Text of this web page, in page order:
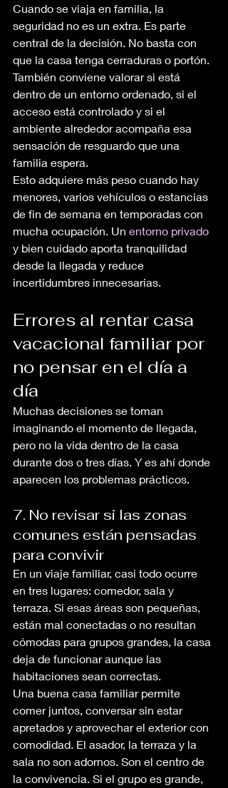
Cuando se viaja en familia, la
seguridad no es un extra. Es parte
central de la decisión. No basta con
que la casa tenga cerraduras o portón.
También conviene valorar si está
dentro de un entorno ordenado, si el
acceso está controlado y si el
ambiente alrededor acompaña esa
sensación de resguardo que una
familia espera.
Esto adquiere más peso cuando hay
menores, varios vehículos o estancias
de fin de semana en temporadas con
mucha ocupación. Un entorno privado
y bien cuidado aporta tranquilidad
desde la llegada y reduce
incertidumbres innecesarias.
Errores al rentar casa
vacacional familiar por
no pensar en el día a
día
Muchas decisiones se toman
imaginando el momento de llegada,
pero no la vida dentro de la casa
durante dos o tres días. Y es ahí donde
aparecen los problemas prácticos.
7. No revisar si las zonas
comunes están pensadas
para convivir
En un viaje familiar, casi todo ocurre
en tres lugares: comedor, sala y
terraza. Si esas áreas son pequeñas,
están mal conectadas o no resultan
cómodas para grupos grandes, la casa
deja de funcionar aunque las
habitaciones sean correctas.
Una buena casa familiar permite
comer juntos, conversar sin estar
apretados y aprovechar el exterior con
comodidad. El asador, la terraza y la
sala no son adornos. Son el centro de
la convivencia. Si el grupo es grande,